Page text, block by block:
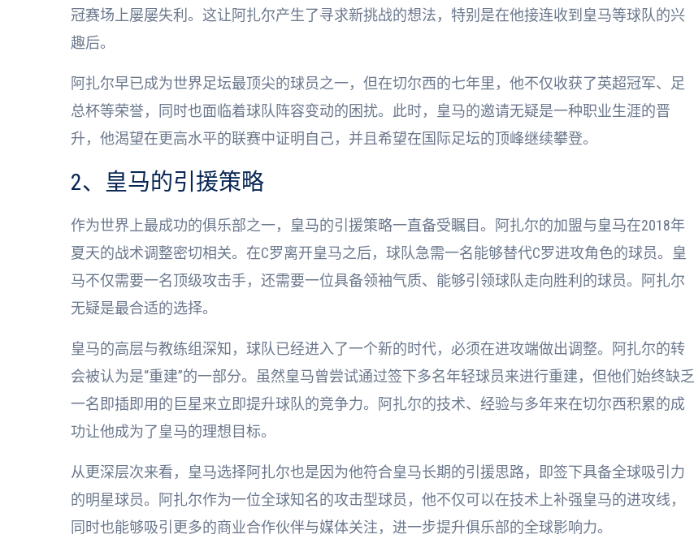
冠赛场上屡屡失利。这让阿扎尔产生了寻求新挑战的想法，特别是在他接连收到皇马等球队的兴
趣后。
阿扎尔早已成为世界足坛最顶尖的球员之一，但在切尔西的七年里，他不仅收获了英超冠军、足
总杯等荣誉，同时也面临着球队阵容变动的困扰。此时，皇马的邀请无疑是一种职业生涯的晋
升，他渴望在更高水平的联赛中证明自己，并且希望在国际足坛的顶峰继续攀登。
2、皇马的引援策略
作为世界上最成功的俱乐部之一，皇马的引援策略一直备受瞩目。阿扎尔的加盟与皇马在2018年
夏天的战术调整密切相关。在C罗离开皇马之后，球队急需一名能够替代C罗进攻角色的球员。皇
马不仅需要一名顶级攻击手，还需要一位具备领袖气质、能够引领球队走向胜利的球员。阿扎尔
无疑是最合适的选择。
皇马的高层与教练组深知，球队已经进入了一个新的时代，必须在进攻端做出调整。阿扎尔的转
会被认为是“重建”的一部分。虽然皇马曾尝试通过签下多名年轻球员来进行重建，但他们始终缺乏
一名即插即用的巨星来立即提升球队的竞争力。阿扎尔的技术、经验与多年来在切尔西积累的成
功让他成为了皇马的理想目标。
从更深层次来看，皇马选择阿扎尔也是因为他符合皇马长期的引援思路，即签下具备全球吸引力
的明星球员。阿扎尔作为一位全球知名的攻击型球员，他不仅可以在技术上补强皇马的进攻线，
同时也能够吸引更多的商业合作伙伴与媒体关注，进一步提升俱乐部的全球影响力。